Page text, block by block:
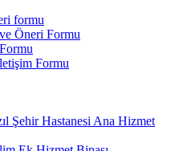
formu
Öneri Formu
Formu
Şehir Hastanesi Ana Hizmet